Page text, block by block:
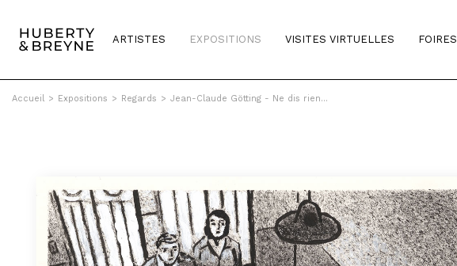
ARTISTES EXPOSITIONS VISITES VIRTUELLES FOIRES
Accueil > Expositions > Regards > Jean-Claude Götting - Ne dis rien...